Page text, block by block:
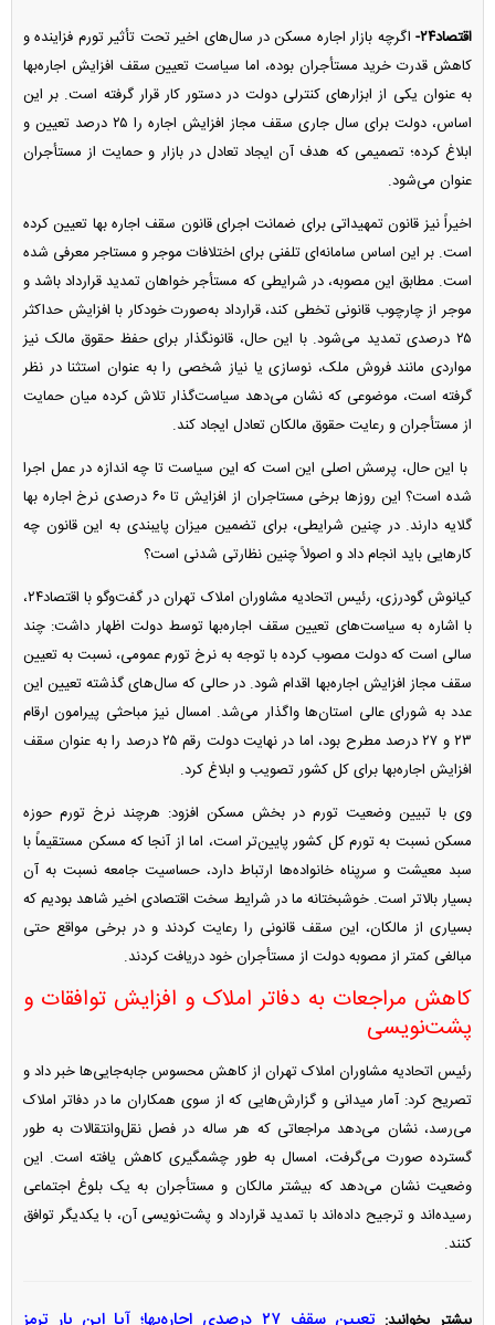
اقتصاد۲۴-
اگرچه بازار اجاره مسکن در سال‌های اخیر تحت تأثیر تورم فزاینده و
کاهش قدرت خرید مستأجران بوده، اما سیاست تعیین سقف افزایش اجاره‌بها
به عنوان یکی از ابزار‌های کنترلی دولت در دستور کار قرار گرفته است. بر این
اساس، دولت برای سال جاری سقف مجاز افزایش اجاره را ۲۵ درصد تعیین و
ابلاغ کرده؛ تصمیمی که هدف آن ایجاد تعادل در بازار و حمایت از مستأجران
عنوان می‌شود.
اخیراً نیز قانون تمهیداتی برای ضمانت اجرای قانون سقف اجاره بها تعیین کرده
است. بر این اساس سامانه‌ای تلفنی برای اختلافات موجر و مستاجر معرفی شده
است. مطابق این مصوبه، در شرایطی که مستأجر خواهان تمدید قرارداد باشد و
موجر از چارچوب قانونی تخطی کند، قرارداد به‌صورت خودکار با افزایش حداکثر
۲۵ درصدی تمدید می‌شود. با این حال، قانونگذار برای حفظ حقوق مالک نیز
مواردی مانند فروش ملک، نوسازی یا نیاز شخصی را به عنوان استثنا در نظر
گرفته است، موضوعی که نشان می‌دهد سیاست‌گذار تلاش کرده میان حمایت
از مستأجران و رعایت حقوق مالکان تعادل ایجاد کند.
با این حال، پرسش اصلی این است که این سیاست تا چه اندازه در عمل اجرا
شده است؟ این روز‌ها برخی مستاجران از افزایش تا ۶۰ درصدی نرخ اجاره بها
گلایه دارند. در چنین شرایطی، برای تضمین میزان پایبندی به این قانون چه
کار‌هایی باید انجام داد و اصولاً چنین نظارتی شدنی است؟
کیانوش گودرزی، رئیس اتحادیه مشاوران املاک تهران در گفت‌و‌گو با اقتصاد۲۴،
با اشاره به سیاست‌های تعیین سقف اجاره‌بها توسط دولت اظهار داشت: چند
سالی است که دولت مصوب کرده با توجه به نرخ تورم عمومی، نسبت به تعیین
سقف مجاز افزایش اجاره‌بها اقدام شود. در حالی که سال‌های گذشته تعیین این
عدد به شورای‌ عالی استان‌ها واگذار می‌شد. امسال نیز مباحثی پیرامون ارقام
۲۳ و ۲۷ درصد مطرح بود، اما در نهایت دولت رقم ۲۵ درصد را به عنوان سقف
افزایش اجاره‌بها برای کل کشور تصویب و ابلاغ کرد.
وی با تبیین وضعیت تورم در بخش مسکن افزود: هرچند نرخ تورم حوزه
مسکن نسبت به تورم کل کشور پایین‌تر است، اما از آنجا که مسکن مستقیماً با
سبد معیشت و سرپناه خانواده‌ها ارتباط دارد، حساسیت جامعه نسبت به آن
بسیار بالاتر است. خوشبختانه ما در شرایط سخت اقتصادی اخیر شاهد بودیم که
بسیاری از مالکان، این سقف قانونی را رعایت کردند و در برخی مواقع حتی
مبالغی کمتر از مصوبه دولت از مستأجران خود دریافت کردند.
کاهش مراجعات به دفاتر املاک و افزایش توافقات و
پشت‌نویسی
رئیس اتحادیه مشاوران املاک تهران از کاهش محسوس جابه‌جایی‌ها خبر داد و
تصریح کرد: آمار میدانی و گزارش‌هایی که از سوی همکاران ما در دفاتر املاک
می‌رسد، نشان می‌دهد مراجعاتی که هر ساله در فصل نقل‌وانتقالات به طور
گسترده صورت می‌گرفت، امسال به طور چشمگیری کاهش یافته است. این
وضعیت نشان می‌دهد که بیشتر مالکان و مستأجران به یک بلوغ اجتماعی
رسیده‌اند و ترجیح داده‌اند با تمدید قرارداد و پشت‌نویسی آن، با یکدیگر توافق
کنند.